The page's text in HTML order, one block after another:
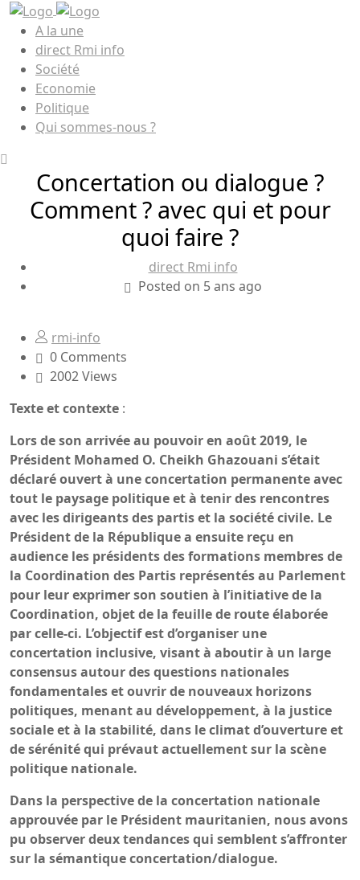
A la une
direct Rmi info
Société
Economie
Politique
Qui sommes-nous ?
Concertation ou dialogue ?
Comment ? avec qui et pour
quoi faire ?
direct Rmi info
Posted on 5 ans ago
rmi-info
0 Comments
2002 Views
Texte et contexte :
Lors de son arrivée au pouvoir en août 2019, le
Président Mohamed O. Cheikh Ghazouani s’était
déclaré ouvert à une concertation permanente avec
tout le paysage politique et à tenir des rencontres
avec les dirigeants des partis et la société civile. Le
Président de la République a ensuite reçu en
audience les présidents des formations membres de
la Coordination des Partis représentés au Parlement
pour leur exprimer son soutien à l’initiative de la
Coordination, objet de la feuille de route élaborée
par celle-ci. L’objectif est d’organiser une
concertation inclusive, visant à aboutir à un large
consensus autour des questions nationales
fondamentales et ouvrir de nouveaux horizons
politiques, menant au développement, à la justice
sociale et à la stabilité, dans le climat d’ouverture et
de sérénité qui prévaut actuellement sur la scène
politique nationale.
Dans la perspective de la concertation nationale
approuvée par le Président mauritanien, nous avons
pu observer deux tendances qui semblent s’affronter
sur la sémantique concertation/dialogue.